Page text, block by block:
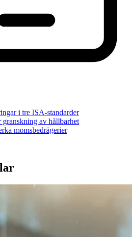
i tre ISA-standarder
av hållbarhet
momsbedrägerier